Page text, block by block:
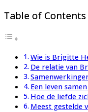
Table of Contents
Wie is Brigitte
De relatie van
Een leven
Hoe de liefde
Meest gestelde